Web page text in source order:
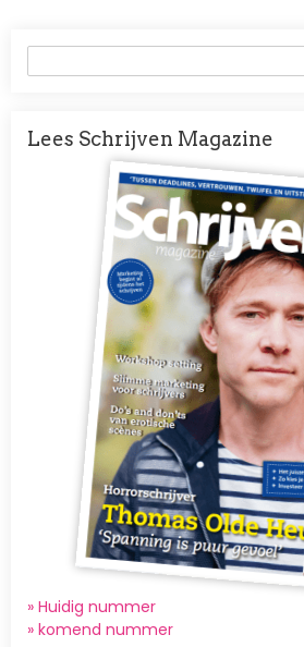
Lees Schrijven Magazine
Afbeelding
» Huidig nummer
» komend nummer